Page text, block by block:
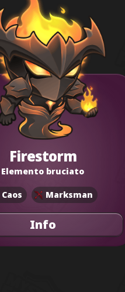
Firestorm
Elemento bruciato
Caos Marksman
Info